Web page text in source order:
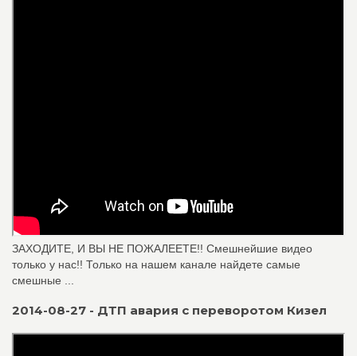
ЗАХОДИТЕ, И ВЫ НЕ ПОЖАЛЕЕТЕ!! Смешнейшие видео
только у нас!! Только на нашем канале найдете самые
смешные ...
2014-08-27 - ДТП авария с переворотом Кизел